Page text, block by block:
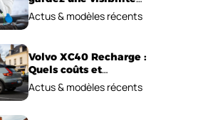
parfaite en voiture
Actus & modèles récents
Volvo XC40 Recharge :
Quels coûts et
performances
électriques ?
Actus & modèles récents